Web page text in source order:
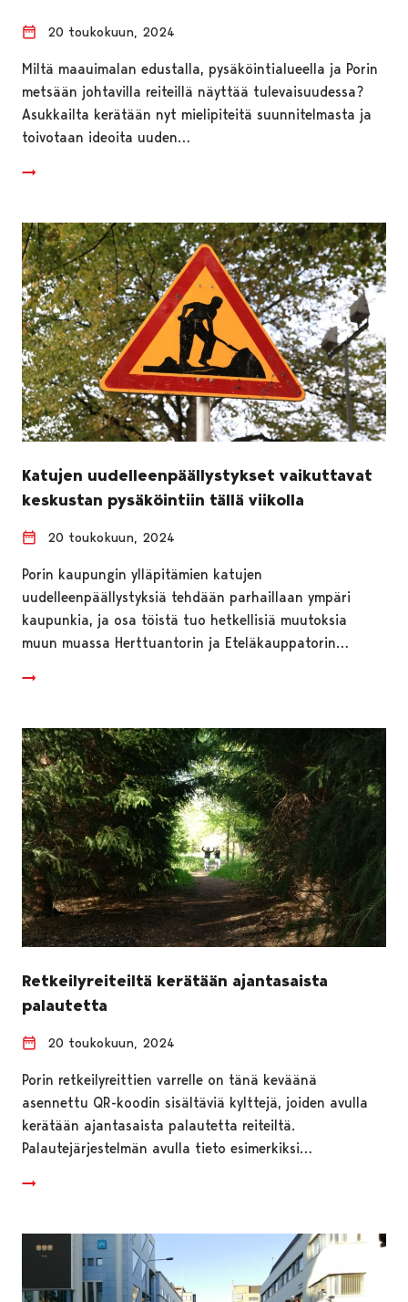
20 toukokuun, 2024
Miltä maauimalan edustalla, pysäköintialueella ja Porin
metsään johtavilla reiteillä näyttää tulevaisuudessa?
Asukkailta kerätään nyt mielipiteitä suunnitelmasta ja
toivotaan ideoita uuden…
Katujen uudelleenpäällystykset vaikuttavat
keskustan pysäköintiin tällä viikolla
20 toukokuun, 2024
Porin kaupungin ylläpitämien katujen
uudelleenpäällystyksiä tehdään parhaillaan ympäri
kaupunkia, ja osa töistä tuo hetkellisiä muutoksia
muun muassa Herttuantorin ja Eteläkauppatorin…
Retkeilyreiteiltä kerätään ajantasaista
palautetta
20 toukokuun, 2024
Porin retkeilyreittien varrelle on tänä keväänä
asennettu QR-koodin sisältäviä kylttejä, joiden avulla
kerätään ajantasaista palautetta reiteiltä.
Palautejärjestelmän avulla tieto esimerkiksi…